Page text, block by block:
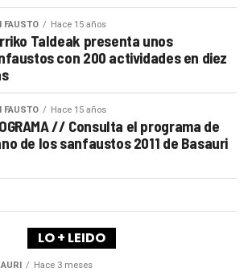
FAUSTO Hace 15 años
Taldeak presenta unos
con 200 actividades en diez
FAUSTO Hace 15 años
// Consulta el programa de
de los sanfaustos 2011 de Basauri
LO + LEIDO
Hace 3 meses